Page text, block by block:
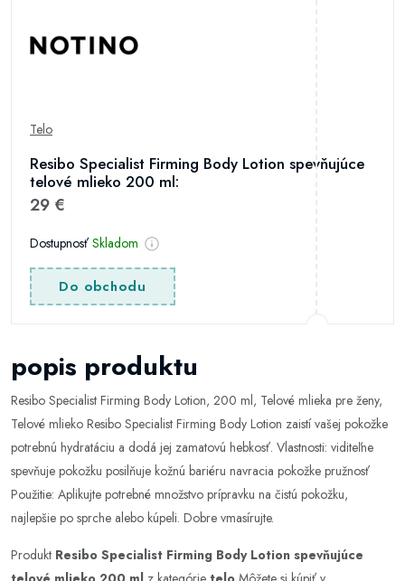
Telo
Resibo Specialist Firming Body Lotion spevňujúce
telové mlieko 200 ml:
29 €
Dostupnosť Skladom
Do obchodu
popis produktu
Resibo Specialist Firming Body Lotion, 200 ml, Telové mlieka pre ženy,
Telové mlieko Resibo Specialist Firming Body Lotion zaistí vašej pokožke
potrebnú hydratáciu a dodá jej zamatovú hebkosť. Vlastnosti: viditeľne
spevňuje pokožku posilňuje kožnú bariéru navracia pokožke pružnosť
Použitie: Aplikujte potrebné množstvo prípravku na čistú pokožku,
najlepšie po sprche alebo kúpeli. Dobre vmasírujte.
Produkt Resibo Specialist Firming Body Lotion spevňujúce